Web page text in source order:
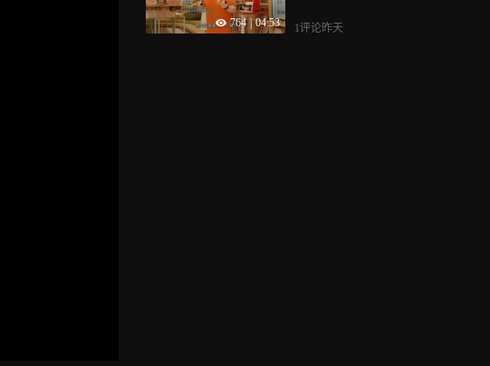
764 04:53 1评论昨天